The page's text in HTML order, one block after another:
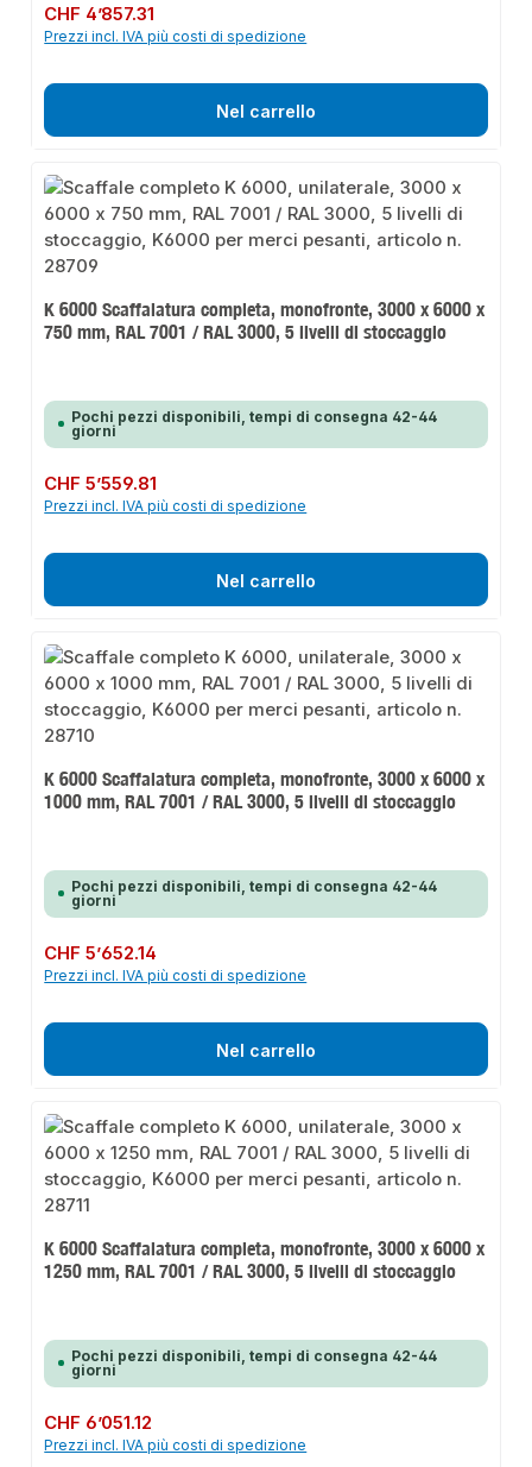
Prezzo normale:
CHF 4’857.31
Prezzi incl. IVA più costi di spedizione
Nel carrello
K 6000 Scaffalatura completa, monofronte, 3000 x 6000 x
750 mm, RAL 7001 / RAL 3000, 5 livelli di stoccaggio
Pochi pezzi disponibili, tempi di consegna 42-44
giorni
Prezzo normale:
CHF 5’559.81
Prezzi incl. IVA più costi di spedizione
Nel carrello
K 6000 Scaffalatura completa, monofronte, 3000 x 6000 x
1000 mm, RAL 7001 / RAL 3000, 5 livelli di stoccaggio
Pochi pezzi disponibili, tempi di consegna 42-44
giorni
Prezzo normale:
CHF 5’652.14
Prezzi incl. IVA più costi di spedizione
Nel carrello
K 6000 Scaffalatura completa, monofronte, 3000 x 6000 x
1250 mm, RAL 7001 / RAL 3000, 5 livelli di stoccaggio
Pochi pezzi disponibili, tempi di consegna 42-44
giorni
Prezzo normale:
CHF 6’051.12
Prezzi incl. IVA più costi di spedizione